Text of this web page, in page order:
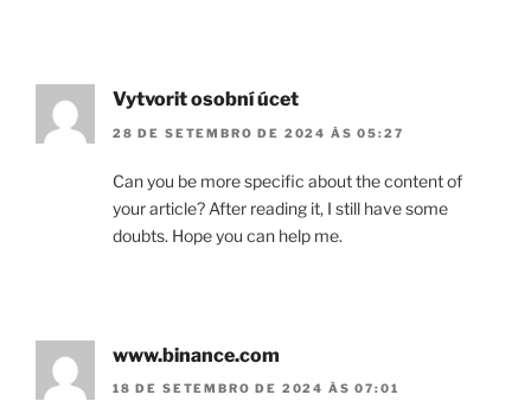
Vytvorit osobní úcet
28 DE SETEMBRO DE 2024 ÀS 05:27
Can you be more specific about the content of
your article? After reading it, I still have some
doubts. Hope you can help me.
www.binance.com
18 DE SETEMBRO DE 2024 ÀS 07:01